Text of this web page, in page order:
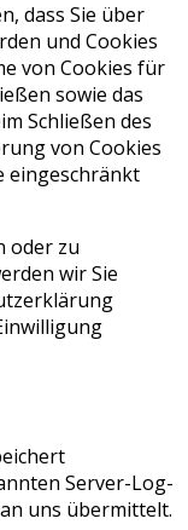
dass Sie über
und Cookies
von Cookies für
sowie das
Schließen des
von Cookies
eingeschränkt
oder zu
wir Sie
Server-Log-
uns übermittelt.